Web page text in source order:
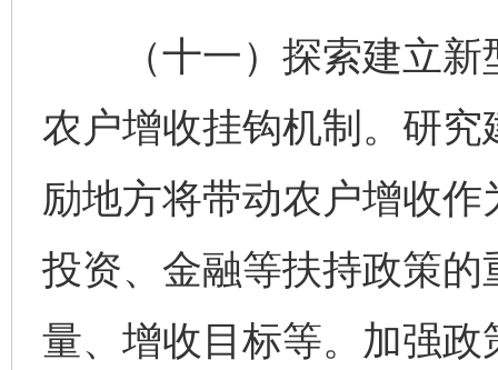
（十一）探索建立新
农户增收挂钩机制。研
励地方将带动农户增收
投资、金融等扶持政策
量、增收目标等。加强